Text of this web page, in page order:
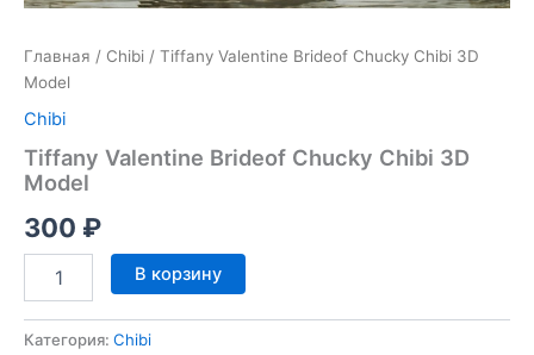
Главная / Chibi / Tiffany Valentine Brideof Chucky Chibi 3D
Model
Chibi
Tiffany Valentine Brideof Chucky Chibi 3D
Model
300 ₽
Количество
товара
Valentine
В корзину
Категория: Chibi